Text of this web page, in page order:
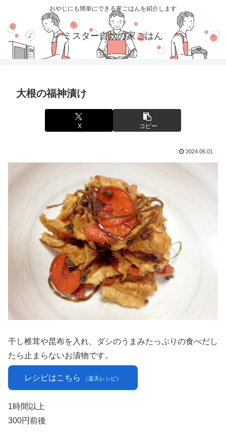
おやじにも簡単にできる家ごはんを紹介します
ミスター自炊の家ごはん
大根の福神漬け
X コピー
2024.06.01
干し椎茸や昆布を入れ、ダシのうまみたっぷりの食べだし
たら止まらないお漬物です。
レシピはこちら （楽天レシピ）
1時間以上
300円前後